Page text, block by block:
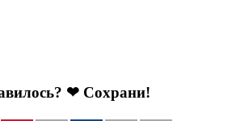
❤ Сохрани!